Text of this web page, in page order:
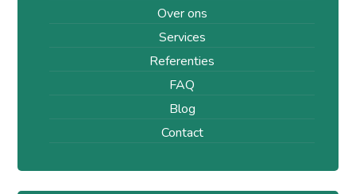
Over ons
Services
Referenties
FAQ
Blog
Contact